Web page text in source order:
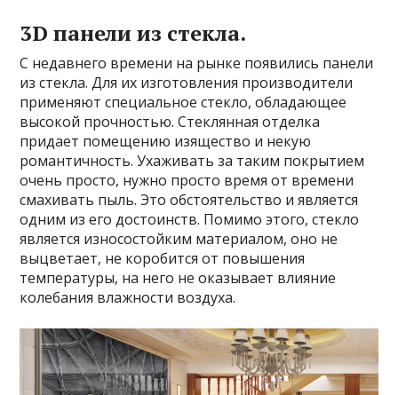
3D панели из стекла.
С недавнего времени на рынке появились панели
из стекла. Для их изготовления производители
применяют специальное стекло, обладающее
высокой прочностью. Стеклянная отделка
придает помещению изящество и некую
романтичность. Ухаживать за таким покрытием
очень просто, нужно просто время от времени
смахивать пыль. Это обстоятельство и является
одним из его достоинств. Помимо этого, стекло
является износостойким материалом, оно не
выцветает, не коробится от повышения
температуры, на него не оказывает влияние
колебания влажности воздуха.